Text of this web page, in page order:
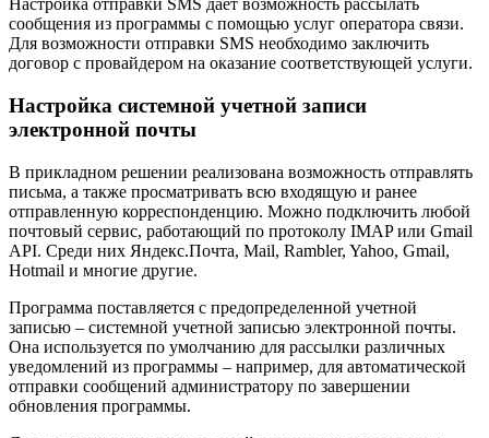
Настройка отправки SMS дает возможность рассылать
сообщения из программы с помощью услуг оператора связи.
Для возможности отправки SMS необходимо заключить
договор с провайдером на оказание соответствующей услуги.
Настройка системной учетной записи
электронной почты
В прикладном решении реализована возможность отправлять
письма, а также просматривать всю входящую и ранее
отправленную корреспонденцию. Можно подключить любой
почтовый сервис, работающий по протоколу IMAP или Gmail
API. Среди них Яндекс.Почта, Mail, Rambler, Yahoo, Gmail,
Hotmail и многие другие.
Программа поставляется с предопределенной учетной
записью – системной учетной записью электронной почты.
Она используется по умолчанию для рассылки различных
уведомлений из программы – например, для автоматической
отправки сообщений администратору по завершении
обновления программы.